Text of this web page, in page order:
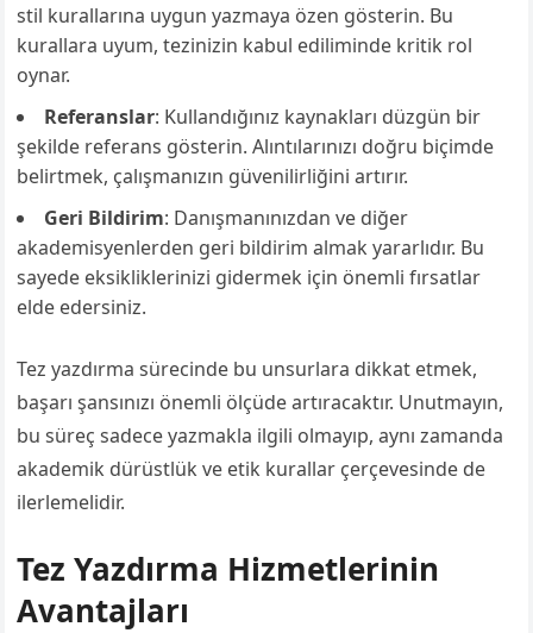
stil kurallarına uygun yazmaya özen gösterin. Bu
kurallara uyum, tezinizin kabul ediliminde kritik rol
oynar.
Referanslar: Kullandığınız kaynakları düzgün bir
şekilde referans gösterin. Alıntılarınızı doğru biçimde
belirtmek, çalışmanızın güvenilirliğini artırır.
Geri Bildirim: Danışmanınızdan ve diğer
akademisyenlerden geri bildirim almak yararlıdır. Bu
sayede eksikliklerinizi gidermek için önemli fırsatlar
elde edersiniz.
Tez yazdırma sürecinde bu unsurlara dikkat etmek,
başarı şansınızı önemli ölçüde artıracaktır. Unutmayın,
bu süreç sadece yazmakla ilgili olmayıp, aynı zamanda
akademik dürüstlük ve etik kurallar çerçevesinde de
ilerlemelidir.
Tez Yazdırma Hizmetlerinin
Avantajları